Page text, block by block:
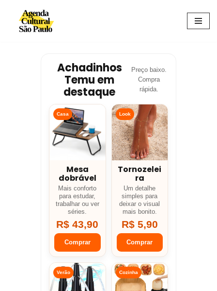
Avançar
Achadinhos
Temu em
destaque
Preço baixo.
Compra
rápida.
Casa
Mesa
dobrável
Mais conforto
para estudar,
trabalhar ou ver
séries.
R$ 43,90
Comprar
Look
Tornozelei
ra
Um detalhe
simples para
deixar o visual
mais bonito.
R$ 5,90
Comprar
Verão Cozinha